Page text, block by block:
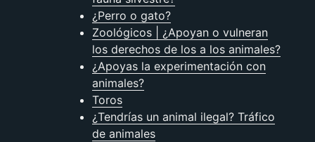
¿Perro o gato?
Zoológicos | ¿Apoyan o vulneran
los derechos de los a los animales?
¿Apoyas la experimentación con
animales?
Toros
¿Tendrías un animal ilegal? Tráfico
de animales